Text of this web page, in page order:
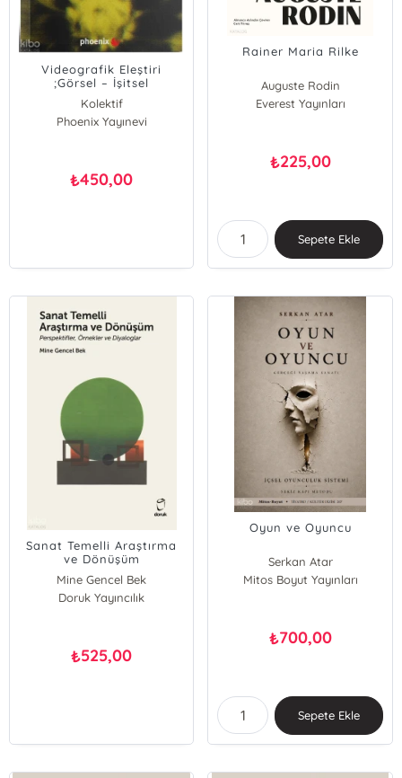
Videografik Eleştiri
;Görsel – İşitsel
Denemelerin Olanakları
Kolektif
Phoenix Yayınevi
₺450,00
Rainer Maria Rilke
Auguste Rodin
Everest Yayınları
₺225,00
Sepete Ekle
Sanat Temelli Araştırma
ve Dönüşüm
;Perspektifler, Örnekler ve
Diyaloglar
Mine Gencel Bek
Doruk Yayıncılık
₺525,00
Oyun ve Oyuncu
Serkan Atar
Mitos Boyut Yayınları
₺700,00
Sepete Ekle